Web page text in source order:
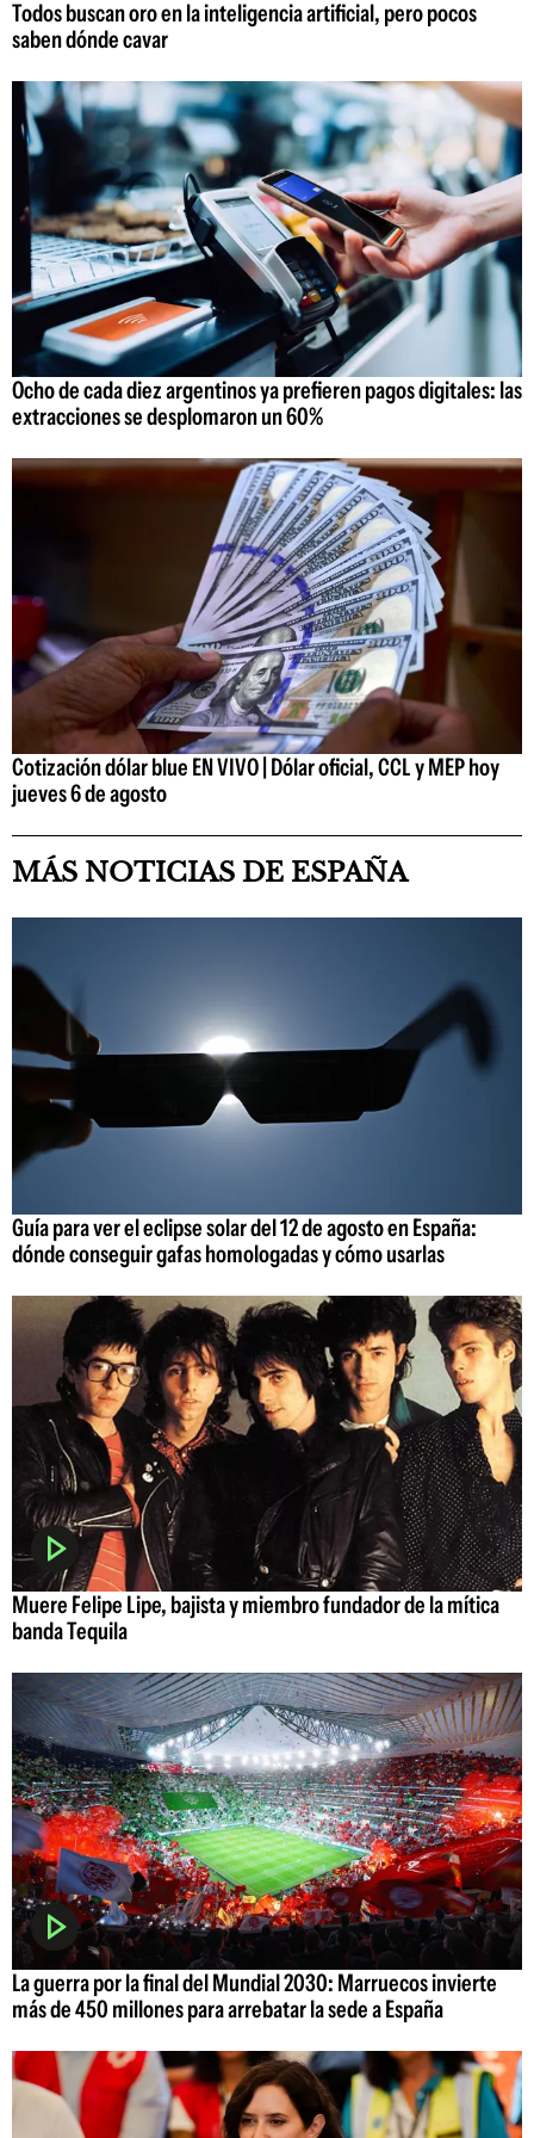
Todos buscan oro en la inteligencia artificial, pero pocos
saben dónde cavar
Ocho de cada diez argentinos ya prefieren pagos digitales: las
extracciones se desplomaron un 60%
Cotización dólar blue EN VIVO | Dólar oficial, CCL y MEP hoy
jueves 6 de agosto
MÁS NOTICIAS DE ESPAÑA
Guía para ver el eclipse solar del 12 de agosto en España:
dónde conseguir gafas homologadas y cómo usarlas
Muere Felipe Lipe, bajista y miembro fundador de la mítica
banda Tequila
La guerra por la final del Mundial 2030: Marruecos invierte
más de 450 millones para arrebatar la sede a España